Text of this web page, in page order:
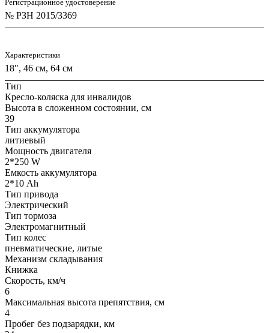
Регистрационное удостоверение
№ РЗН 2015/3369
Характеристики
18", 46 см, 64 см
Тип
Кресло-коляска для инвалидов
Высота в сложенном состоянии, см
39
Тип аккумулятора
литиевый
Мощность двигателя
2*250 W
Емкость аккумулятора
2*10 Ah
Тип привода
Электрический
Тип тормоза
Электромагнитный
Тип колес
пневматические, литые
Механизм складывания
Книжка
Скорость, км/ч
6
Максимальная высота препятствия, см
4
Пробег без подзарядки, км